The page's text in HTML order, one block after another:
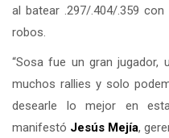
al batear .297/.404/.359
robos.
“Sosa fue un gran jugador,
muchos rallies y solo
desearle lo mejor en
manifestó Jesús Mejía,